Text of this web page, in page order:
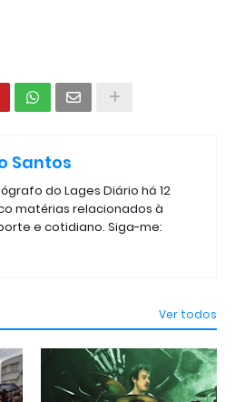
Santos
do Lages Diário há 12
matérias relacionados à
e cotidiano. Siga-me:
Ver todos